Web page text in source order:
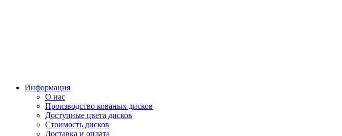
Информация
О нас
Производство кованых дисков
Доступные цвета дисков
Стоимость дисков
Доставка и оплата